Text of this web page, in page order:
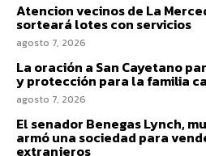
Atencion vecinos de La
sorteará lotes con servicios
agosto 7, 2026
La oración a San Cayetano
y protección para la familia
agosto 7, 2026
El senador Benegas Lynch,
armó una sociedad para
extranjeros